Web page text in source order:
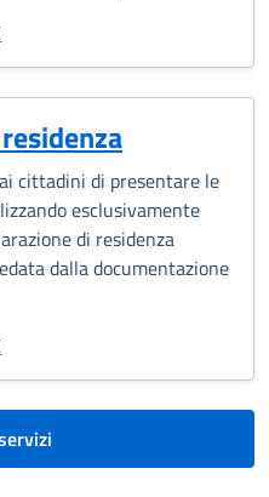
cittadini di presentare le
esclusivamente
di residenza
dalla documentazione